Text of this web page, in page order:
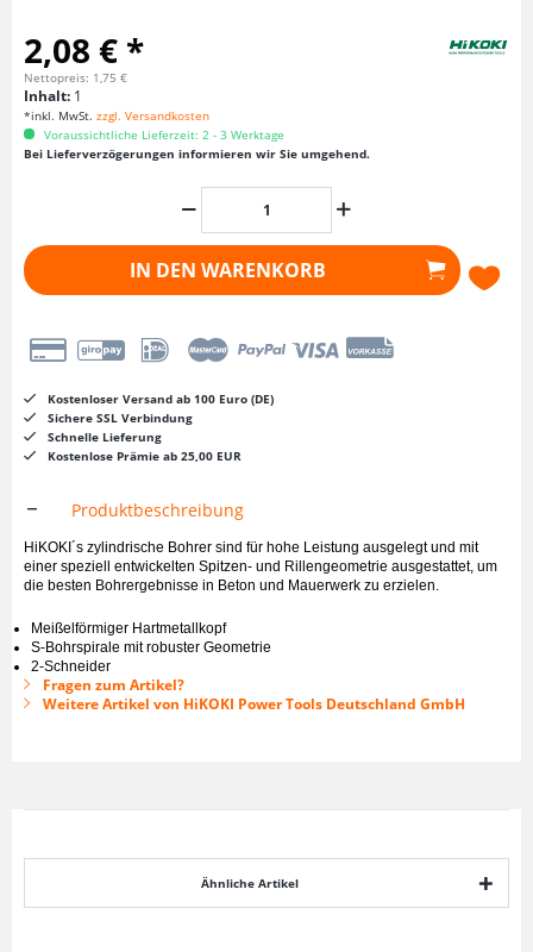
2,08 € *
Nettopreis: 1,75 €
Inhalt: 1
*inkl. MwSt. zzgl. Versandkosten
Voraussichtliche Lieferzeit: 2 - 3 Werktage
Bei Lieferverzögerungen informieren wir Sie umgehend.
IN DEN WARENKORB
Kostenloser Versand ab 100 Euro (DE)
Sichere SSL Verbindung
Schnelle Lieferung
Kostenlose Prämie ab 25,00 EUR
Produktbeschreibung
HiKOKI´s zylindrische Bohrer sind für hohe Leistung ausgelegt und mit
einer speziell entwickelten Spitzen- und Rillengeometrie ausgestattet, um
die besten Bohrergebnisse in Beton und Mauerwerk zu erzielen.
Meißelförmiger Hartmetallkopf
S-Bohrspirale mit robuster Geometrie
2-Schneider
Fragen zum Artikel?
Weitere Artikel von HiKOKI Power Tools Deutschland GmbH
Ähnliche Artikel